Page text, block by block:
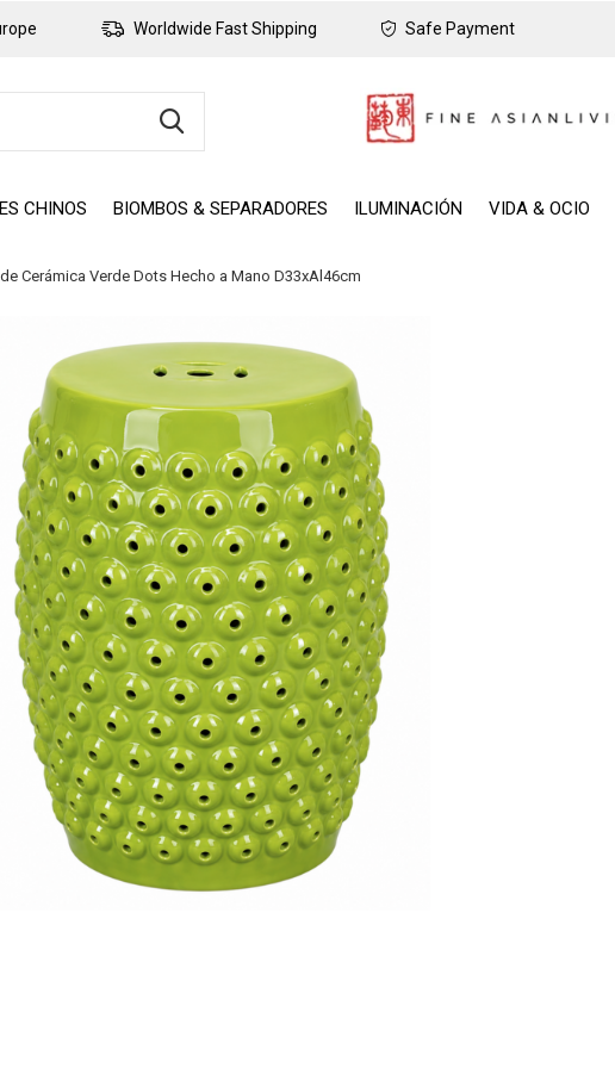
CHINOS BIOMBOS & SEPARADORES ILUMINACIÓN VIDA & OCIO
Worldwide Fast Shipping Safe Payment
Cerámica Verde Dots Hecho a Mano D33xAl46cm